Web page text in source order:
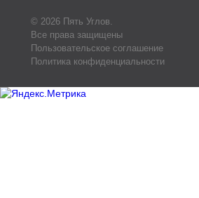
© 2026 Пять Углов.
Все права защищены
Пользовательское соглашение
Политика конфиденциальности